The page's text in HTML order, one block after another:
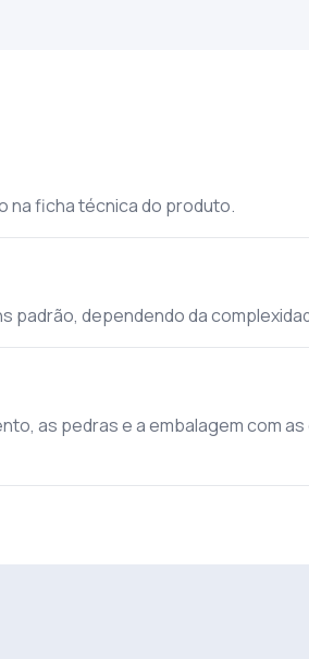
na ficha técnica do produto.
dependendo da
as pedras e a embalagem com